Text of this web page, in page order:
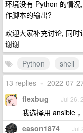
环境没有 Python 的情
作脚本的输出?
欢迎大家补充讨论, 同
谢谢
Python
shell
13 replies • 2022-07-
flexbug Jul 26,
我选择用 ansible
eason1874 Jul